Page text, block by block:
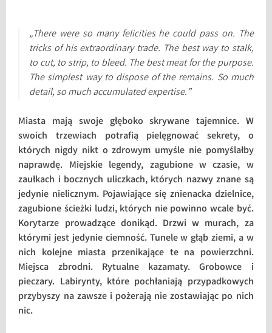
„There were so many felicities he could pass on. The
tricks of his extraordinary trade. The best way to stalk,
to cut, to strip, to bleed. The best meat for the purpose.
The simplest way to dispose of the remains. So much
detail, so much accumulated expertise.”
Miasta mają swoje głęboko skrywane tajemnice. W
swoich trzewiach potrafią pielęgnować sekrety, o
których nigdy nikt o zdrowym umyśle nie pomyślałby
naprawdę. Miejskie legendy, zagubione w czasie, w
zaułkach i bocznych uliczkach, których nazwy znane są
jedynie nielicznym. Pojawiające się znienacka dzielnice,
zagubione ścieżki ludzi, których nie powinno wcale być.
Korytarze prowadzące donikąd. Drzwi w murach, za
którymi jest jedynie ciemność. Tunele w głąb ziemi, a w
nich kolejne miasta przenikające te na powierzchni.
Miejsca zbrodni. Rytualne kazamaty. Grobowce i
pieczary. Labirynty, które pochłaniają przypadkowych
przybyszy na zawsze i pożerają nie zostawiając po nich
nic.